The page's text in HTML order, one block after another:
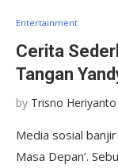
Entertainment
Cerita
Tangan
by Trisno Heriyanto
Media sosial
Masa Depan’.